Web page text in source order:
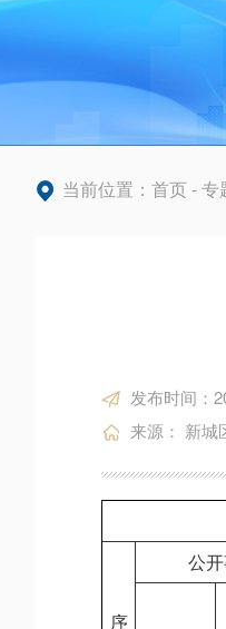
当前位置： 首页-专
发布时间：
来源： 新城
序
公